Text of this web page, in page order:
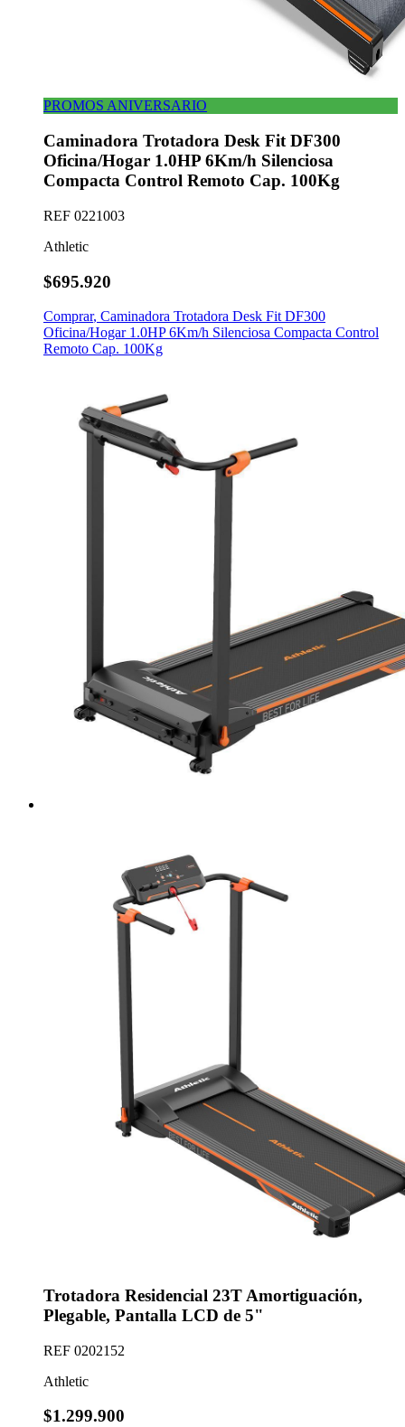
PROMOS ANIVERSARIO
Caminadora Trotadora Desk Fit DF300
Oficina/Hogar 1.0HP 6Km/h Silenciosa
Compacta Control Remoto Cap. 100Kg
REF 0221003
Athletic
$695.920
Comprar, Caminadora Trotadora Desk Fit DF300
Oficina/Hogar 1.0HP 6Km/h Silenciosa Compacta Control
Remoto Cap. 100Kg
Trotadora Residencial 23T Amortiguación,
Plegable, Pantalla LCD de 5"
REF 0202152
Athletic
$1.299.900